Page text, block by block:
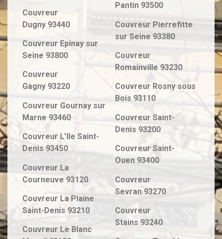
Couvreur
Dugny 93440
Couvreur Epinay sur
Seine 93800
Couvreur
Gagny 93220
Couvreur Gournay sur
Marne 93460
Couvreur L’Ile Saint-
Denis 93450
Couvreur La
Courneuve 93120
Couvreur La Plaine
Saint-Denis 93210
Couvreur Le Blanc
Pantin 93500
Couvreur Pierrefitte
sur Seine 93380
Couvreur
Romainville 93230
Couvreur Rosny sous
Bois 93110
Couvreur Saint-
Denis 93200
Couvreur Saint-
Ouen 93400
Couvreur
Sevran 93270
Couvreur
Stains 93240